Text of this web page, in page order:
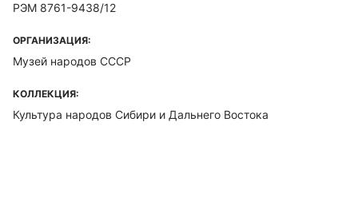
РЭМ 8761-9438/12
ОРГАНИЗАЦИЯ:
Музей народов СССР
КОЛЛЕКЦИЯ:
Культура народов Сибири и Дальнего Востока